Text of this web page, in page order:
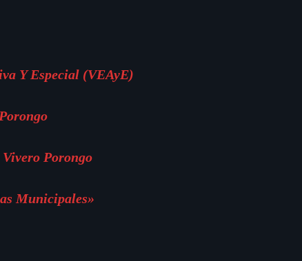
Y Especial (VEAyE)
Vivero Porongo
Municipales»